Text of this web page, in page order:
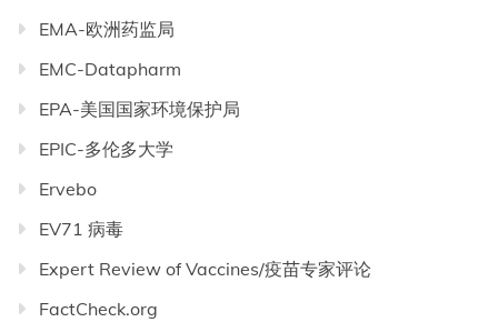
EMA-欧洲药监局
EMC-Datapharm
EPA-美国国家环境保护局
EPIC-多伦多大学
Ervebo
EV71 病毒
Expert Review of Vaccines/疫苗专家评论
FactCheck.org